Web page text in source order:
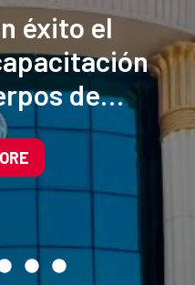
éxito el
de
apoyado
de Interior